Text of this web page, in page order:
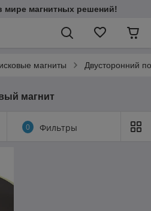
мире магнитных решений!
магниты Двусторонний
магнит
0 Фильтры